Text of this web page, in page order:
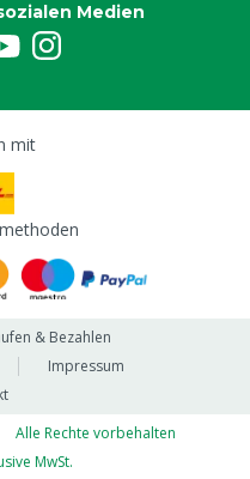
Medien
mit
& Bezahlen
Impressum
Alle Rechte vorbehalten
MwSt.